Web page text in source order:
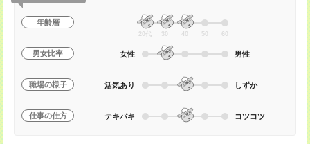
年齢層
20代 30 40 50 60
男女比率 女性 男性
職場の様子 活気あり しずか
仕事の仕方 テキパキ コツコツ